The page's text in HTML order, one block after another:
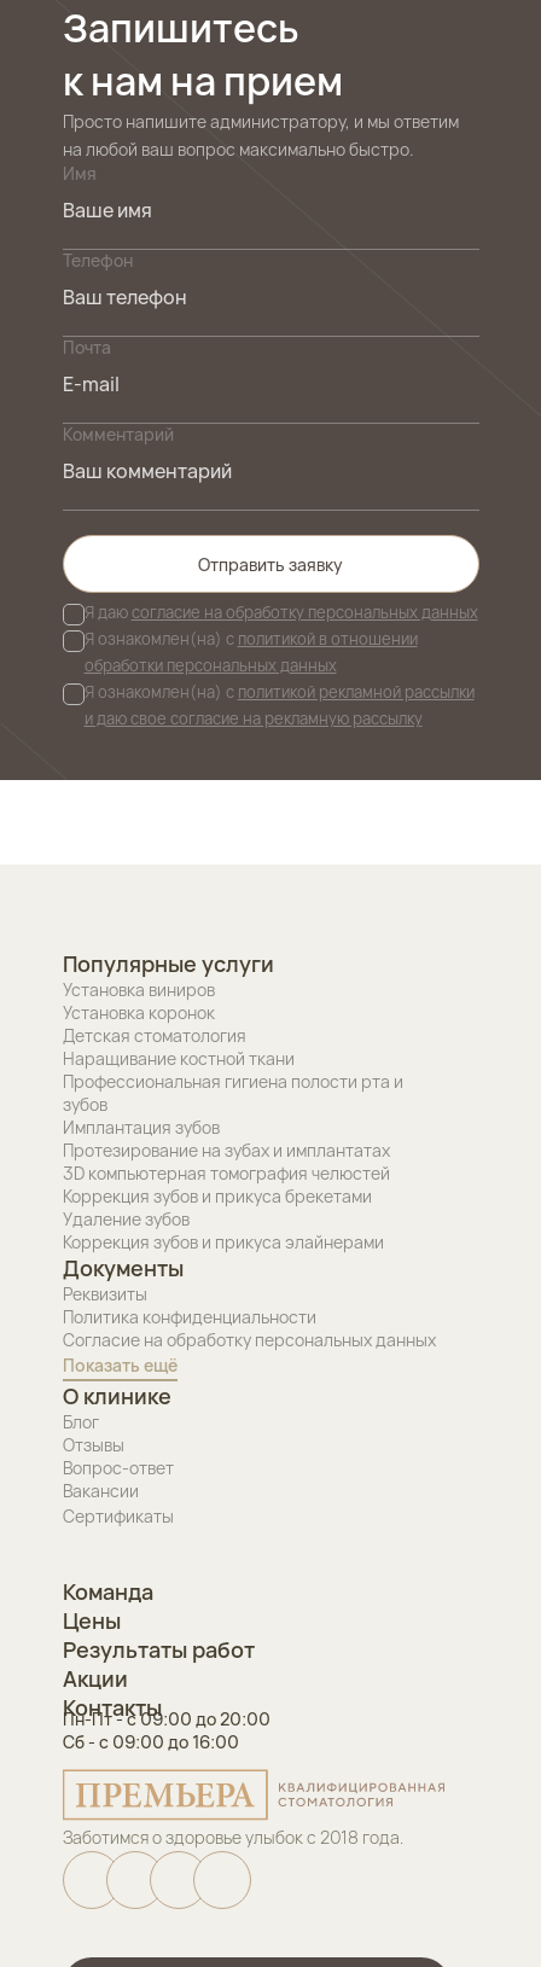
Запишитесь
к нам на прием
Просто напишите администратору, и мы ответим
на любой ваш вопрос максимально быстро.
Имя
Телефон
Почта
Комментарий
Отправить заявку
Я даюсогласие на обработку персональных данных
Я ознакомлен(на) с политикой в отношении
обработки персональных данных
Я ознакомлен(на) с политикой рекламной рассылки
и даю свое согласие на рекламную рассылку
Заботимся о здоровье улыбок с 2018 года.
Популярные услуги
Установка виниров
Установка коронок
Детская стоматология
Наращивание костной ткани
Профессиональная гигиена полости рта и
зубов
Имплантация зубов
Протезирование на зубах и имплантатах
3D компьютерная томография челюстей
Коррекция зубов и прикуса брекетами
Удаление зубов
Коррекция зубов и прикуса элайнерами
Документы
Реквизиты
Политика конфиденциальности
Согласие на обработку персональных данных
Показать ещё
О клинике
Блог
Отзывы
Вопрос-ответ
Вакансии
Сертификаты
Команда
Цены
Результаты работ
Акции
Контакты
Пн-Пт - с 09:00 до 20:00
Сб - с 09:00 до 16:00